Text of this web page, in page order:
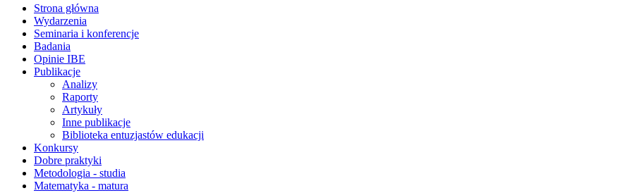
Strona główna
Wydarzenia
Seminaria i konferencje
Badania
Opinie IBE
Publikacje
Analizy
Raporty
Artykuły
Inne publikacje
Biblioteka entuzjastów edukacji
Konkursy
Dobre praktyki
Metodologia - studia
Matematyka - matura